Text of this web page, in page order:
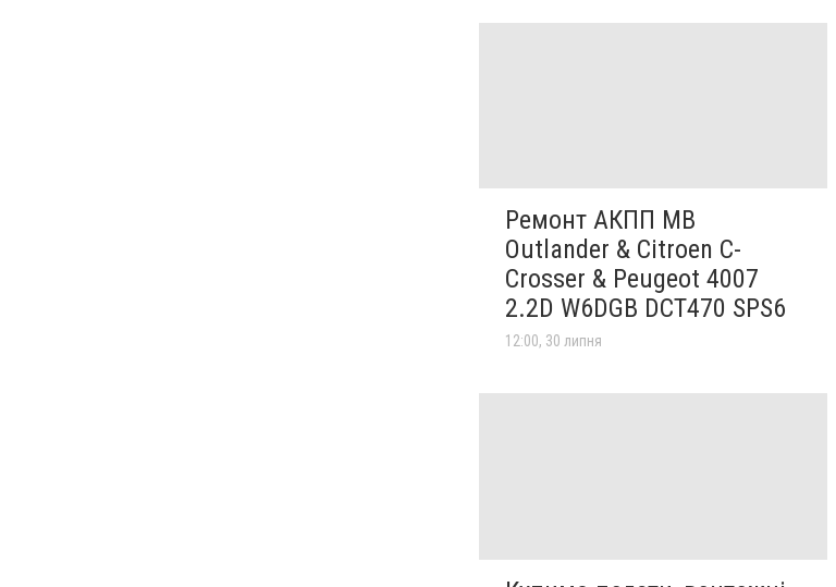
Ремонт АКПП MB
Outlander & Citroen C-
Crosser & Peugeot 4007
2.2D W6DGB DCT470 SPS6
12:00, 30 липня